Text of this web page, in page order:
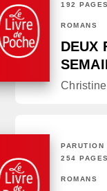
192 PAGES
ROMANS
DEUX
254 PAGES
ROMANS